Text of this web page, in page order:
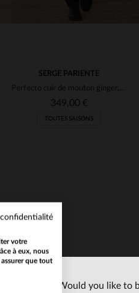
SERGE PARIENTE
Perfecto cuir de mouton ginger, souple et léger, style biker épuré.
349,00 €
TOUTES SAISONS
Would you like to
votre
à eux, nous
que tout